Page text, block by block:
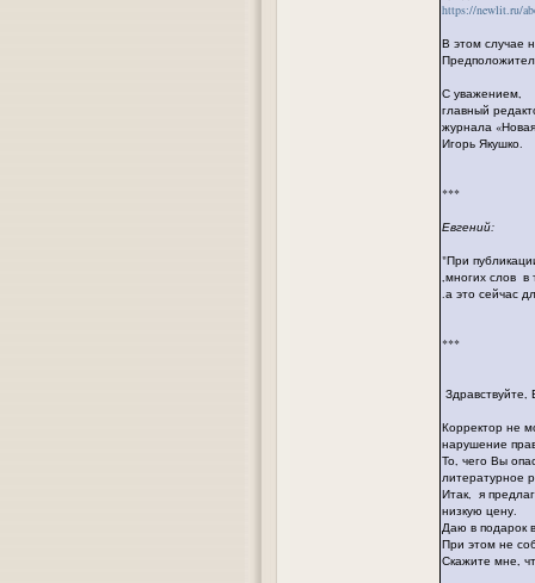
https://newlit.ru/
В этом случае
С уважением,
главный
журнала
Игорь Якушко.
***
Евгений:
"При
,многих слов в
.а это сейчас
***
Здравствуйте,
Корректор не
нарушение
То, чего Вы
литературное
Итак, я
низкую цену.
Даю в подарок
При этом не
Скажите мне,